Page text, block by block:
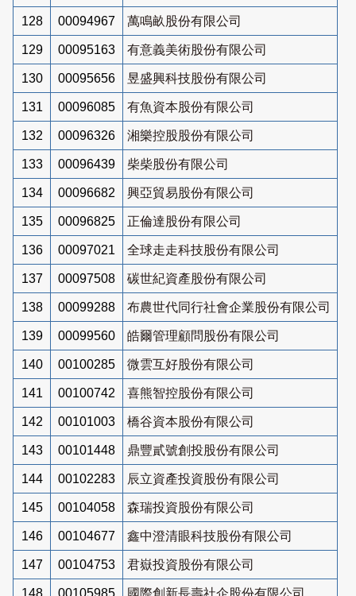
128 00094967 萬鳴畝股份有限公司
129 00095163 有意義美術股份有限公司
130 00095656 昱盛興科技股份有限公司
131 00096085 有魚資本股份有限公司
132 00096326 湘樂控股股份有限公司
133 00096439 柴柴股份有限公司
134 00096682 興亞貿易股份有限公司
135 00096825 正倫達股份有限公司
136 00097021 全球走走科技股份有限公司
137 00097508 碳世紀資產股份有限公司
138 00099288 布農世代同行社會企業股份有限公司
139 00099560 皓爾管理顧問股份有限公司
140 00100285 微雲互好股份有限公司
141 00100742 喜熊智控股份有限公司
142 00101003 橋谷資本股份有限公司
143 00101448 鼎豐貳號創投股份有限公司
144 00102283 辰立資產投資股份有限公司
145 00104058 森瑞投資股份有限公司
146 00104677 鑫中澄清眼科技股份有限公司
147 00104753 君嶽投資股份有限公司
148 00105985 國際創新長壽社企股份有限公司